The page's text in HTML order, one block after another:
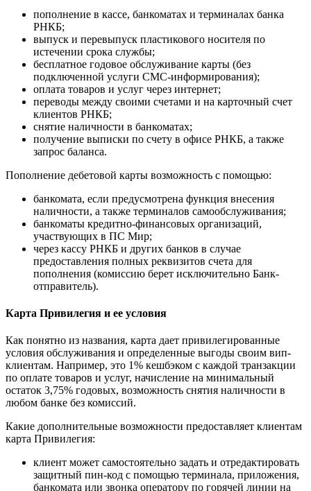
пополнение в кассе, банкоматах и терминалах банка
РНКБ;
выпуск и перевыпуск пластикового носителя по
истечении срока службы;
бесплатное годовое обслуживание карты (без
подключенной услуги СМС-информирования);
оплата товаров и услуг через интернет;
переводы между своими счетами и на карточный счет
клиентов РНКБ;
снятие наличности в банкоматах;
получение выписки по счету в офисе РНКБ, а также
запрос баланса.
Пополнение дебетовой карты возможность с помощью:
банкомата, если предусмотрена функция внесения
наличности, а также терминалов самообслуживания;
банкоматы кредитно-финансовых организаций,
участвующих в ПС Мир;
через кассу РНКБ и других банков в случае
предоставления полных реквизитов счета для
пополнения (комиссию берет исключительно Банк-
отправитель).
Карта Привилегия и ее условия
Как понятно из названия, карта дает привилегированные
условия обслуживания и определенные выгоды своим вип-
клиентам. Например, это 1% кешбэком с каждой транзакции
по оплате товаров и услуг, начисление на минимальный
остаток 3,75% годовых, возможность снятия наличности в
любом банке без комиссий.
Какие дополнительные возможности предоставляет клиентам
карта Привилегия:
клиент может самостоятельно задать и отредактировать
защитный пин-код с помощью терминала, приложения,
банкомата или звонка оператору по горячей линии на